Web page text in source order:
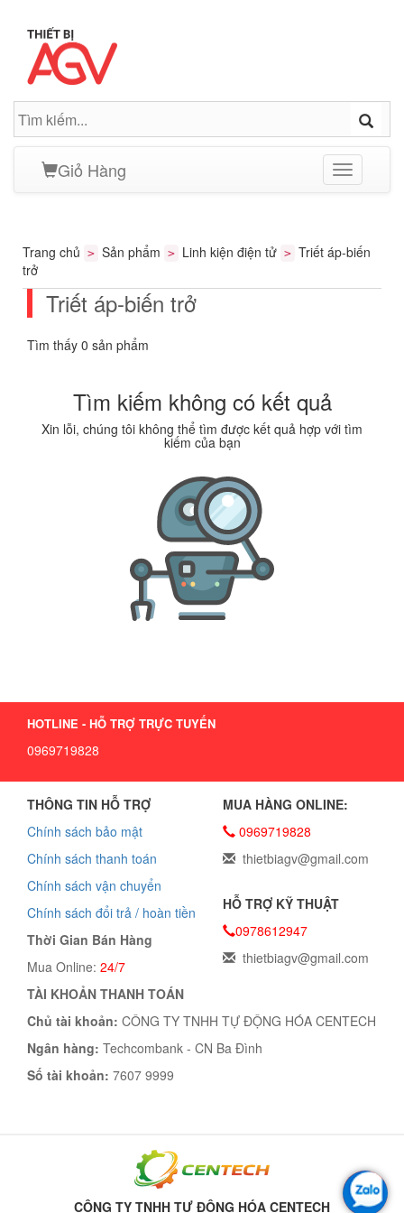
Toggle
navigation
Giỏ Hàng
Trang chủ > Sản phẩm > Linh kiện điện tử > Triết áp-biến
trở
Triết áp-biến trở
Tìm thấy 0 sản phẩm
Tìm kiếm không có kết quả
Xin lỗi, chúng tôi không thể tìm được kết quả hợp với tìm
kiếm của bạn
HOTLINE - HỖ TRỢ TRỰC TUYẾN
0969719828
THÔNG TIN HỖ TRỢ
Chính sách bảo mật
Chính sách thanh toán
Chính sách vận chuyển
Chính sách đổi trả / hoàn tiền
Thời Gian Bán Hàng
Mua Online: 24/7
MUA HÀNG ONLINE:
0969719828
thietbiagv@gmail.com
HỖ TRỢ KỸ THUẬT
0978612947
thietbiagv@gmail.com
TÀI KHOẢN THANH TOÁN
Chủ tài khoản: CÔNG TY TNHH TỰ ĐỘNG HÓA CENTECH
Ngân hàng: Techcombank - CN Ba Đình
Số tài khoản: 7607 9999
CÔNG TY TNHH TỰ ĐỘNG HÓA CENTECH